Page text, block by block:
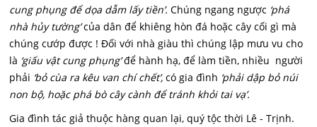
cung phụng để dọa dẫm lấy tiền’. Chúng ngang ngược ‘phá
nhà hủy tường’của dân để khiêng hòn đá hoặc cây cối gì mà
chúng cướp được ! Đối với nhà giàu thì chúng lập mưu vu cho
là ‘giấu vật cung phụng’để hành hạ, để làm tiền, nhiều người
phải ‘bỏ cùa ra kêu van chí chết’, có gia đình ‘phải dập bỏ núi
non bộ, hoặc phá bò cây cành để tránh khỏi tai vạ’.
Gia đình tác giả thuộc hàng quan lại, quý tộc thời Lê - Trịnh.